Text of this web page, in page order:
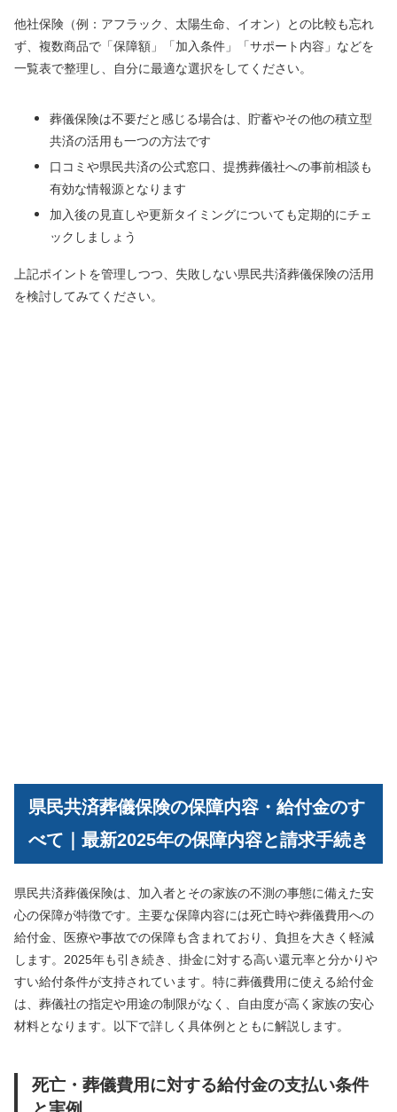
他社保険（例：アフラック、太陽生命、イオン）との比較も忘れ
ず、複数商品で「保障額」「加入条件」「サポート内容」などを
一覧表で整理し、自分に最適な選択をしてください。
葬儀保険は不要だと感じる場合は、貯蓄やその他の積立型
共済の活用も一つの方法です
口コミや県民共済の公式窓口、提携葬儀社への事前相談も
有効な情報源となります
加入後の見直しや更新タイミングについても定期的にチェ
ックしましょう
上記ポイントを管理しつつ、失敗しない県民共済葬儀保険の活用
を検討してみてください。
県民共済葬儀保険の保障内容・給付金のす
べて｜最新2025年の保障内容と請求手続き
県民共済葬儀保険は、加入者とその家族の不測の事態に備えた安
心の保障が特徴です。主要な保障内容には死亡時や葬儀費用への
給付金、医療や事故での保障も含まれており、負担を大きく軽減
します。2025年も引き続き、掛金に対する高い還元率と分かりや
すい給付条件が支持されています。特に葬儀費用に使える給付金
は、葬儀社の指定や用途の制限がなく、自由度が高く家族の安心
材料となります。以下で詳しく具体例とともに解説します。
死亡・葬儀費用に対する給付金の支払い条件